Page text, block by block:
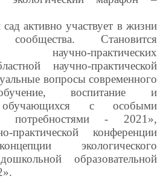
активно участвует в жизни
сообщества. Становится
научно-практических
научно-практической
вопросы современного
воспитание и
обучающихся с особыми
потребностями - 2021»,
практической конференции
экологического
образовательной